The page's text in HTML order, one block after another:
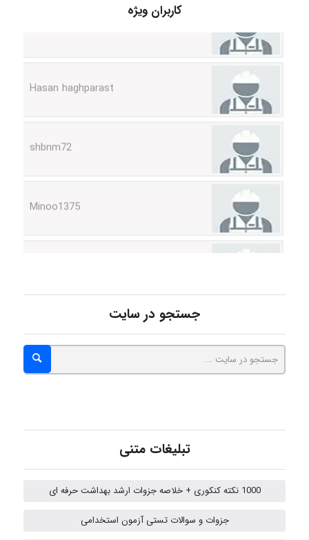
کاربران ویژه
vali
جستجو در سایت
تبلیغات متنی
1000 نکته کنکوری + خلاصه جزوات ارشد بهداشت حرفه ای
جزوات و سوالات تستی آزمون استخدامی